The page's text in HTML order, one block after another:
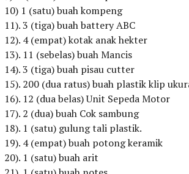
10) 1 (satu) buah kompeng
11). 3 (tiga) buah battery ABC
12). 4 (empat) kotak anak hekter
13). 11 (sebelas) buah Mancis
14). 3 (tiga) buah pisau cutter
15). 200 (dua ratus) buah plastik klip
16). 12 (dua belas) Unit Sepeda Motor
17). 2 (dua) buah Cok sambung
18). 1 (satu) gulung tali plastik.
19). 4 (empat) buah potong keramik
20). 1 (satu) buah arit